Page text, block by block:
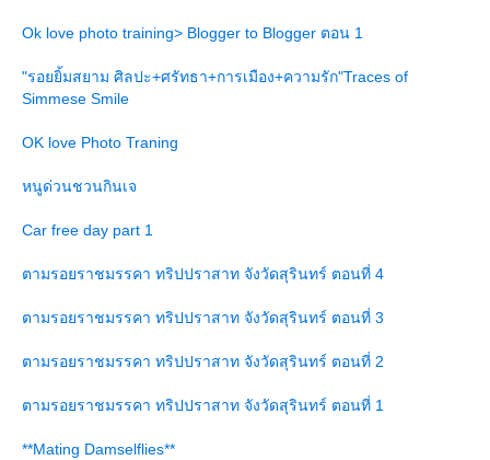
Ok love photo training> Blogger to Blogger ตอน 1
"รอยยิ้มสยาม ศิลปะ+ศรัทธา+การเมือง+ความรัก"Traces of
Simmese Smile
OK love Photo Traning
หนูด่วนชวนกินเจ
Car free day part 1
ตามรอยราชมรรคา ทริปปราสาท จังวัดสุรินทร์ ตอนที่ 4
ตามรอยราชมรรคา ทริปปราสาท จังวัดสุรินทร์ ตอนที่ 3
ตามรอยราชมรรคา ทริปปราสาท จังวัดสุรินทร์ ตอนที่ 2
ตามรอยราชมรรคา ทริปปราสาท จังวัดสุรินทร์ ตอนที่ 1
**Mating Damselflies**